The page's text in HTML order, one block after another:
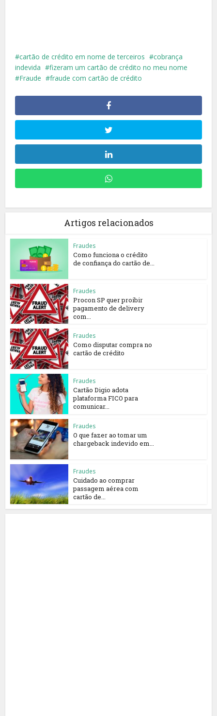
cartão de crédito em nome de terceiros
cobrança
indevida
fizeram um cartão de crédito no meu nome
Fraude
fraude com cartão de crédito
Artigos relacionados
Fraudes
Como funciona o crédito
de confiança do cartão de...
Fraudes
Procon SP quer proibir
pagamento de delivery
com...
Fraudes
Como disputar compra no
cartão de crédito
Fraudes
Cartão Digio adota
plataforma FICO para
comunicar...
Fraudes
O que fazer ao tomar um
chargeback indevido em...
Fraudes
Cuidado ao comprar
passagem aérea com
cartão de...